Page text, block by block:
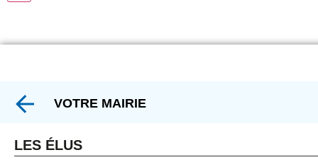
VOTRE MAIRIE
LES ÉLUS